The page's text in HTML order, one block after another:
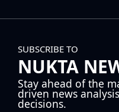
SUBSCRIBE TO
NUKTA
Stay ahead of the
driven news
decisions.